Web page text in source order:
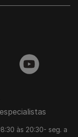
às 20:30- seg. a
youtube